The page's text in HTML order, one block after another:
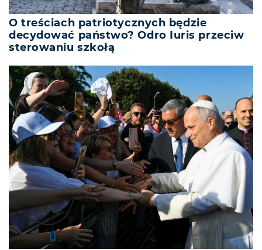
O treściach patriotycznych będzie
decydować państwo? Odro Iuris przeciw
sterowaniu szkołą